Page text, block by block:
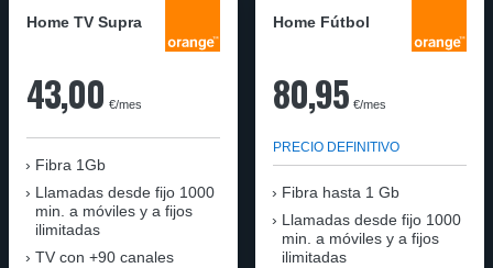
Home TV Supra
43,00 €/mes
Fibra 1Gb
Llamadas desde fijo 1000
min. a móviles y a fijos
ilimitadas
TV con +90 canales
Home Fútbol
80,95 €/mes
PRECIO DEFINITIVO
Fibra hasta 1 Gb
Llamadas desde fijo 1000
min. a móviles y a fijos
ilimitadas